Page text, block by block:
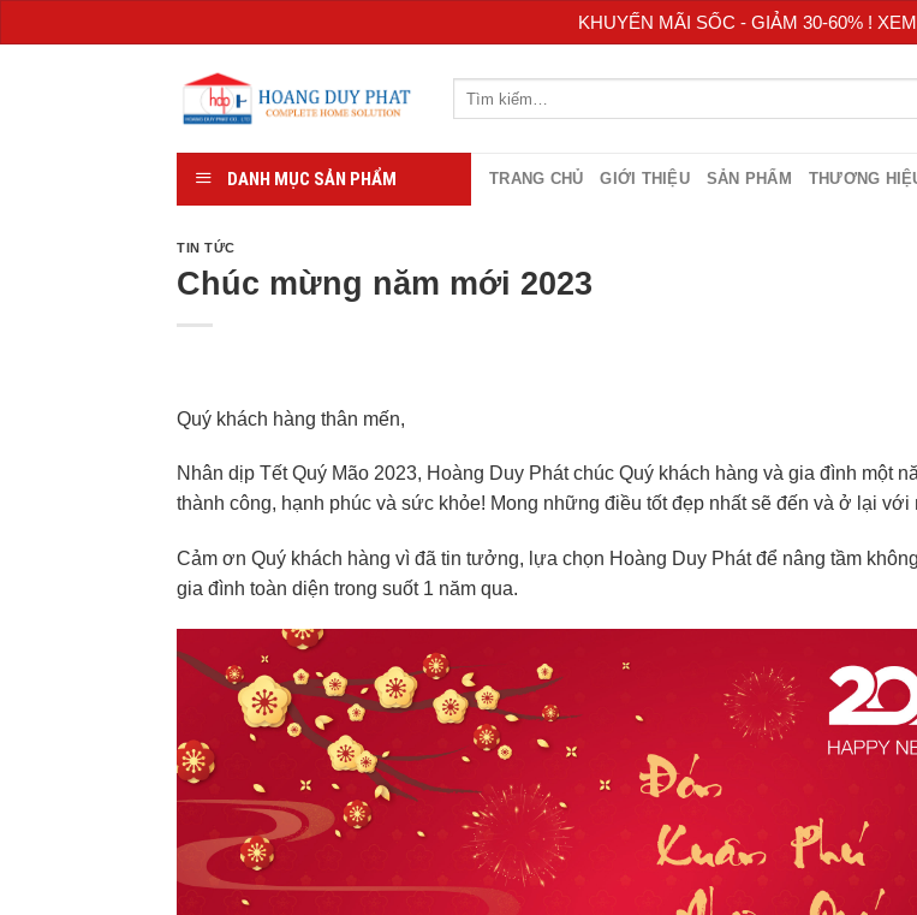
KHUYẾN MÃI SỐC - GIẢM 30-60% !
DANH MỤC SẢN PHẨM TRANG CHỦ GIỚI THIỆU SẢN PHẨM THƯƠNG
TIN TỨC
Chúc mừng năm mới 2023
Quý khách hàng thân mến,
Nhân dịp Tết Quý Mão 2023, Hoàng Duy Phát chúc Quý khách hàng và gia đình một
thành công, hạnh phúc và sức khỏe! Mong những điều tốt đẹp nhất sẽ đến và ở lại
Cảm ơn Quý khách hàng vì đã tin tưởng, lựa chọn Hoàng Duy Phát để nâng tầm
gia đình toàn diện trong suốt 1 năm qua.